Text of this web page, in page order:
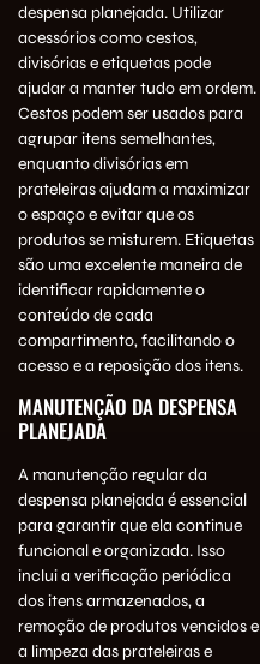
despensa planejada. Utilizar
acessórios como cestos,
divisórias e etiquetas pode
ajudar a manter tudo em ordem.
Cestos podem ser usados para
agrupar itens semelhantes,
enquanto divisórias em
prateleiras ajudam a maximizar
o espaço e evitar que os
produtos se misturem. Etiquetas
são uma excelente maneira de
identificar rapidamente o
conteúdo de cada
compartimento, facilitando o
acesso e a reposição dos itens.
MANUTENÇÃO DA DESPENSA
PLANEJADA
A manutenção regular da
despensa planejada é essencial
para garantir que ela continue
funcional e organizada. Isso
inclui a verificação periódica
dos itens armazenados, a
remoção de produtos vencidos e
a limpeza das prateleiras e